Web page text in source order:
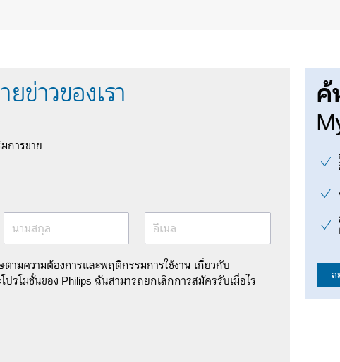
ข่าวของเรา
การขาย
นามสกุล อีเมล
ามความต้องการและพฤติกรรมการใช้งาน เกี่ยวกับ
โมชั่นของ Philips ฉันสามารถยกเลิกการสมัครรับเมื่อไร
ค้